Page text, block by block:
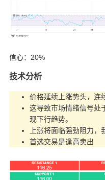
信心：20%
技术分析
价格延续上涨势头，连
这导致市场情绪信号处
现下行趋势。
上涨将面临强劲阻力，
首选交易是逢高卖出